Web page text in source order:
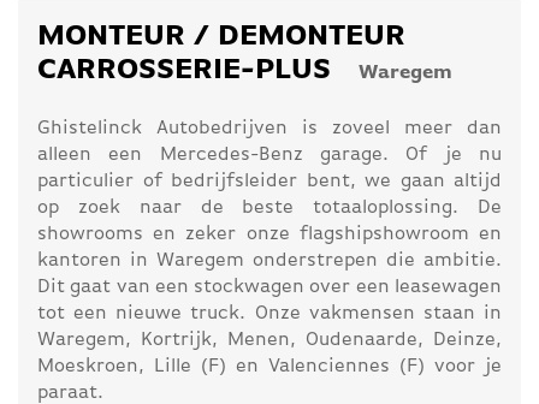
MONTEUR / DEMONTEUR
CARROSSERIE-PLUS
Waregem
Ghistelinck Autobedrijven is zoveel meer dan
alleen een Mercedes-Benz garage. Of je nu
particulier of bedrijfsleider bent, we gaan altijd
op zoek naar de beste totaaloplossing. De
showrooms en zeker onze flagshipshowroom en
kantoren in Waregem onderstrepen die ambitie.
Dit gaat van een stockwagen over een leasewagen
tot een nieuwe truck. Onze vakmensen staan in
Waregem, Kortrijk, Menen, Oudenaarde, Deinze,
Moeskroen, Lille (F) en Valenciennes (F) voor je
paraat.